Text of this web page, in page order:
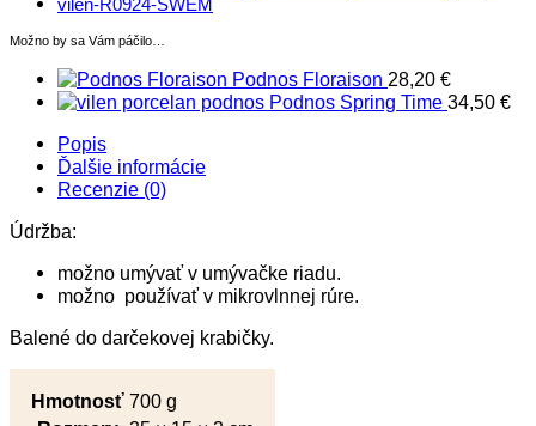
Možno by sa Vám páčilo…
Podnos Floraison 28,20 €
Podnos Spring Time 34,50 €
Popis
Ďalšie informácie
Recenzie (0)
Údržba:
možno umývať v umývačke riadu.
možno používať v mikrovlnnej rúre.
Balené do darčekovej krabičky.
Hmotnosť 700 g